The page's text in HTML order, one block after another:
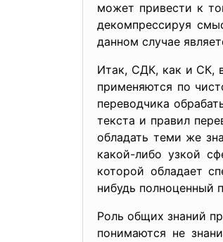
может привести к
декомпрессируя
данном случае
Итак, СДК, как и СК,
применяются по
переводчика
текста и правил
обладать теми же
какой-либо узкой
которой обладает
нибудь полноценный
Роль общих знаний
понимаются не